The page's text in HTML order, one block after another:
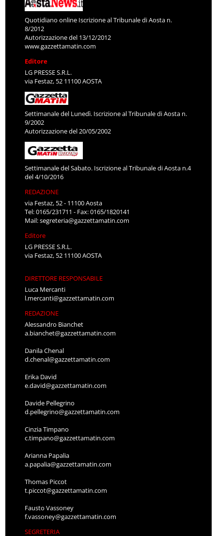
Quotidiano online Iscrizione al Tribunale di Aosta n.
8/2012
Autorizzazione del 13/12/2012
www.gazzettamatin.com
Editore
LG PRESSE S.R.L.
via Festaz, 52 11100 AOSTA
Settimanale del Lunedì. Iscrizione al Tribunale di Aosta n.
9/2002
Autorizzazione del 20/05/2002
Settimanale del Sabato. Iscrizione al Tribunale di Aosta n.4
del 4/10/2016
REDAZIONE
via Festaz, 52 - 11100 Aosta
Tel: 0165/231711 - Fax: 0165/1820141
Mail:segreteria@gazzettamatin.com
Editore
LG PRESSE S.R.L.
via Festaz, 52 11100 AOSTA
DIRETTORE RESPONSABILE
Luca Mercanti
l.mercanti@gazzettamatin.com
REDAZIONE
Alessandro Bianchet
a.bianchet@gazzettamatin.com
Danila Chenal
d.chenal@gazzettamatin.com
Erika David
e.david@gazzettamatin.com
Davide Pellegrino
d.pellegrino@gazzettamatin.com
Cinzia Timpano
c.timpano@gazzettamatin.com
Arianna Papalia
a.papalia@gazzettamatin.com
Thomas Piccot
t.piccot@gazzettamatin.com
Fausto Vassoney
f.vassoney@gazzettamatin.com
SEGRETERIA